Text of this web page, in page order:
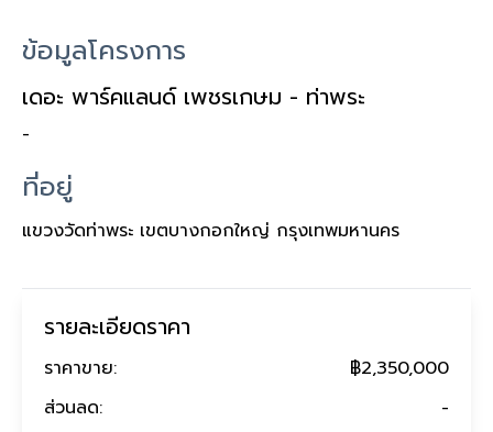
ข้อมูลโครงการ
เดอะ พาร์คแลนด์ เพชรเกษม - ท่าพระ
-
ที่อยู่
แขวงวัดท่าพระ เขตบางกอกใหญ่ กรุงเทพมหานคร
รายละเอียดราคา
ราคาขาย:
฿2,350,000
ส่วนลด:
-